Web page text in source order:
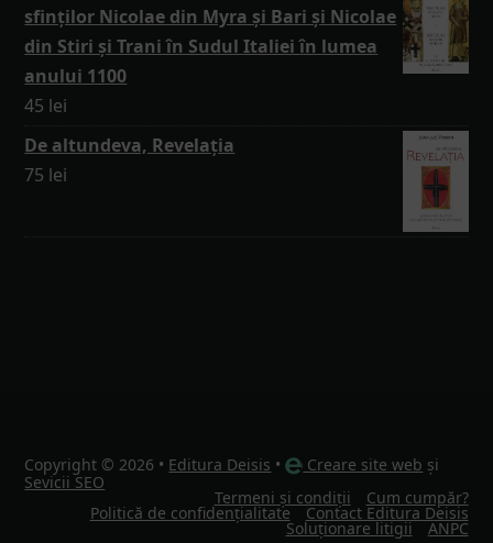
sfinților Nicolae din Myra și Bari și Nicolae
din Stiri și Trani în Sudul Italiei în lumea
anului 1100
45 lei
De altundeva, Revelația
75 lei
Copyright © 2026 • Editura Deisis • Creare site web și
Sevicii SEO
Termeni și condiții Cum cumpăr?
Politică de confidențialitate Contact Editura Deisis
Soluționare litigii ANPC